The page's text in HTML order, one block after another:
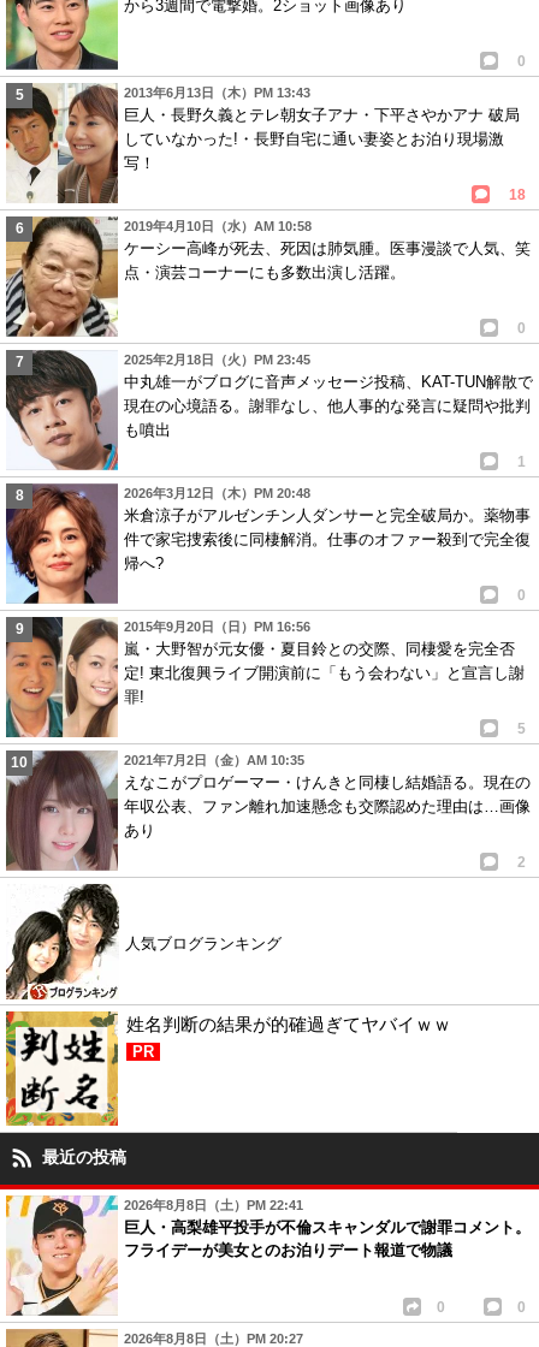
から3週間で電撃婚。2ショット画像あり
0
2013年6月13日（木）PM 13:43
巨人・長野久義とテレ朝女子アナ・下平さやかアナ 破局
していなかった!・長野自宅に通い妻姿とお泊り現場激
写！
18
2019年4月10日（水）AM 10:58
ケーシー高峰が死去、死因は肺気腫。医事漫談で人気、笑
点・演芸コーナーにも多数出演し活躍。
0
2025年2月18日（火）PM 23:45
中丸雄一がブログに音声メッセージ投稿、KAT-TUN解散で
現在の心境語る。謝罪なし、他人事的な発言に疑問や批判
も噴出
1
2026年3月12日（木）PM 20:48
米倉涼子がアルゼンチン人ダンサーと完全破局か。薬物事
件で家宅捜索後に同棲解消。仕事のオファー殺到で完全復
帰へ?
0
2015年9月20日（日）PM 16:56
嵐・大野智が元女優・夏目鈴との交際、同棲愛を完全否
定! 東北復興ライブ開演前に「もう会わない」と宣言し謝
罪!
5
2021年7月2日（金）AM 10:35
えなこがプロゲーマー・けんきと同棲し結婚語る。現在の
年収公表、ファン離れ加速懸念も交際認めた理由は…画像
あり
2
人気ブログランキング
姓名判断の結果が的確過ぎてヤバイｗｗ
PR
最近の投稿
2026年8月8日（土）PM 22:41
巨人・高梨雄平投手が不倫スキャンダルで謝罪コメント。
フライデーが美女とのお泊りデート報道で物議
0 0
2026年8月8日（土）PM 20:27